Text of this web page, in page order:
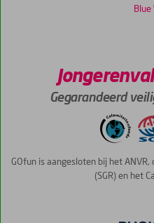
Blue
Gegarandeerd
GOfun is aangesloten bij het
(SGR) en het